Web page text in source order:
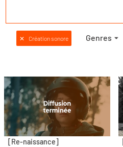
✕ Création sonore Genres
[Re-naissance]